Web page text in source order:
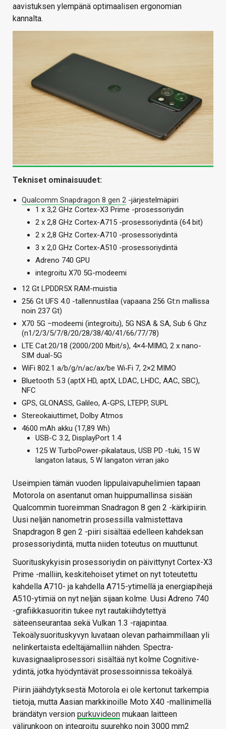
aavistuksen ylempänä optimaalisen ergonomian
kannalta.
Tekniset ominaisuudet:
Qualcomm Snapdragon 8 gen 2 -järjestelmäpiiri
1 x 3,2 GHz Cortex-X3 Prime -prosessoriydin
2 x 2,8 GHz Cortex-A715 -prosessoriydintä (64 bit)
2 x 2,8 GHz Cortex-A710 -prosessoriydintä
3 x 2,0 GHz Cortex-A510 -prosessoriydintä
Adreno 740 GPU
integroitu X70 5G-modeemi
12 Gt LPDDR5X RAM-muistia
256 Gt UFS 4.0 -tallennustilaa (vapaana 256 Gt:n mallissa
noin 237 Gt)
X70 5G –modeemi (integroitu), 5G NSA & SA, Sub 6 Ghz
(n1/2/3/5/7/8/20/28/38/40/41/66/77/78)
LTE Cat.20/18 (2000/200 Mbit/s), 4×4-MIMO, 2 x nano-
SIM dual-5G
WiFi 802.1 a/b/g/n/ac/ax/be Wi‑Fi 7, 2×2 MIMO
Bluetooth 5.3 (aptX HD, aptX, LDAC, LHDC, AAC, SBC),
NFC
GPS, GLONASS, Galileo, A-GPS, LTEPP, SUPL
Stereokaiuttimet, Dolby Atmos
4600 mAh akku (17,89 Wh)
USB-C 3.2, DisplayPort 1.4
125 W TurboPower-pikalataus, USB PD -tuki, 15 W
langaton lataus, 5 W langaton virran jako
Useimpien tämän vuoden lippulaivapuhelimien tapaan
Motorola on asentanut oman huippumallinsa sisään
Qualcommin tuoreimman Snadragon 8 gen 2 -kärkipiirin.
Uusi neljän nanometrin prosessilla valmistettava
Snapdragon 8 gen 2 -piiri sisältää edelleen kahdeksan
prosessoriydintä, mutta niiden toteutus on muuttunut.
Suorituskykyisin prosessoriydin on päivittynyt Cortex-X3
Prime -malliin, keskitehoiset ytimet on nyt toteutettu
kahdella A710- ja kahdella A715-ytimellä ja energiapihejä
A510-ytimiä on nyt neljän sijaan kolme. Uusi Adreno 740
-grafiikkasuoritin tukee nyt rautakiihdytettyä
säteenseurantaa sekä Vulkan 1.3 -rajapintaa.
Tekoälysuorituskyvyn luvataan olevan parhaimmillaan yli
nelinkertaista edeltäjämalliin nähden. Spectra-
kuvasignaaliprosessori sisältää nyt kolme Cognitive-
ydintä, jotka hyödyntävät prosessoinnissa tekoälyä.
Piirin jäähdytyksestä Motorola ei ole kertonut tarkempia
tietoja, mutta Aasian markkinoille Moto X40 -mallinimellä
brändätyn version purkuvideon mukaan laitteen
välirunkoon on integroitu suurehko noin 3000 mm2